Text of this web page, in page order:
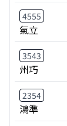
4555
氣立
3543
州巧
2354
鴻準